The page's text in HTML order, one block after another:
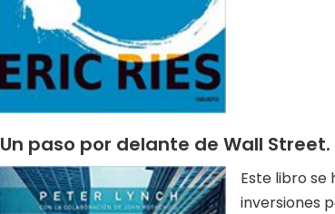
Un paso por delante de Wall Street.
Este libro
inversiones